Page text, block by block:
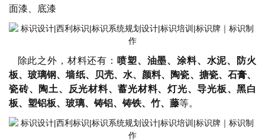
面漆、底漆
除此之外，材料还有： 喷塑、油墨、涂料、水泥、防火
板、玻璃钢、墙纸、贝壳、水、颜料、陶瓷、搪瓷、石膏、
瓷砖、陶土、反光材料、蓄光材料、灯光、导光板、黑白
板、塑铝板、玻璃、铸铝、铸铁、竹、藤等。